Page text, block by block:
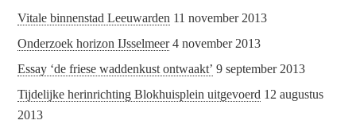
Vitale binnenstad Leeuwarden 11 november 2013
Onderzoek horizon IJsselmeer 4 november 2013
Essay ‘de friese waddenkust ontwaakt’ 9 september 2013
Tijdelijke herinrichting Blokhuisplein uitgevoerd 12 augustus
2013